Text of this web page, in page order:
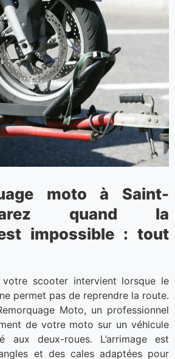
moto à Saint-
Jarez quand la
impossible : tout
scooter intervient lorsque le
permet pas de reprendre la route.
Moto, un professionnel
de votre moto sur un véhicule
aux deux-roues. L’arrimage est
et des cales adaptées pour